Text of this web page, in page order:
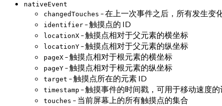
nativeEvent
changedTouches - 在上一次事件之后，所有发生变
identifier - 触摸点的 ID
locationX - 触摸点相对于父元素的横坐标
locationY - 触摸点相对于父元素的纵坐标
pageX - 触摸点相对于根元素的横坐标
pageY - 触摸点相对于根元素的纵坐标
target - 触摸点所在的元素 ID
timestamp - 触摸事件的时间戳，可用于移动速度的
touches - 当前屏幕上的所有触摸点的集合